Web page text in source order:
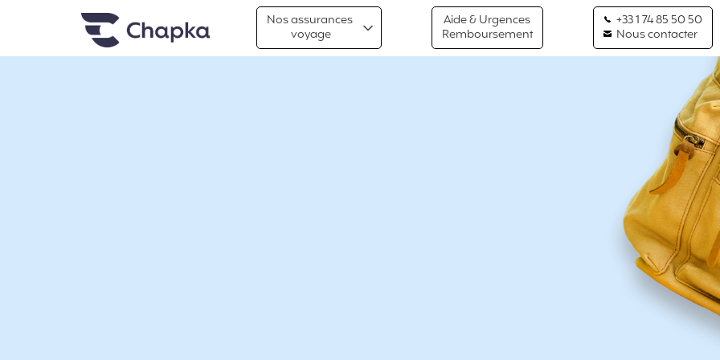
Chapka Assurances Voyages
Nos assurances
voyage
Aide & Urgences
Remboursement
+33 1 74 85 50 50
Nous contacter